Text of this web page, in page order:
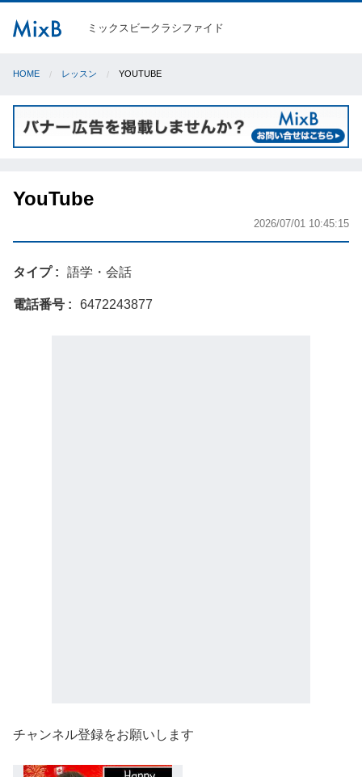
ミックスビークラシファイド
HOME レッスン YOUTUBE
YouTube
2026/07/01 10:45:15
タイプ 語学・会話
電話番号 6472243877
チャンネル登録をお願いします